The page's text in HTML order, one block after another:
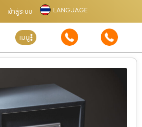
เข้าสู่ระบบ LANGUAGE
เมนู